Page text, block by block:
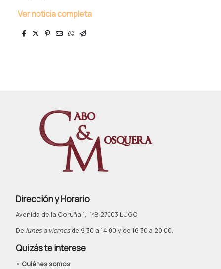
Ver noticia completa
Dirección y Horario
Avenida de la Coruña 1, 1ºB 27003 LUGO
De lunes a viernesde 9:30 a 14:00 y de 16:30 a 20:00.
Quizás te interese
• Quiénes somos